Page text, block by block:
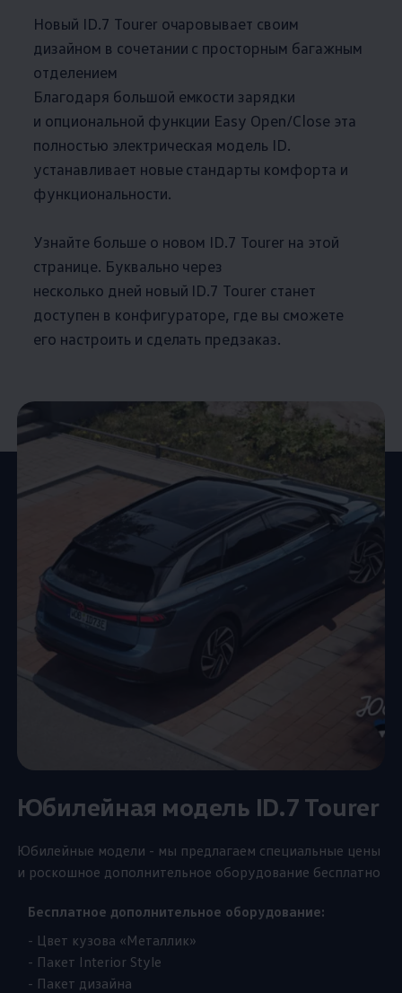
Новый ID.7 Tourer очаровывает своим
дизайном в сочетании с просторным багажным
отделением
Благодаря большой емкости зарядки
и опциональной функции Easy Open/Close эта
полностью электрическая модель ID.
устанавливает новые стандарты комфорта и
функциональности.
Узнайте больше о новом ID.7 Tourer на этой
странице. Буквально через
несколько дней новый ID.7 Tourer станет
доступен в конфигураторе, где вы сможете
его настроить и сделать предзаказ.
Юбилейная модель ID.7 Tourer
Юбилейные модели - мы предлагаем специальные цены
и роскошное дополнительное оборудование бесплатно
Бесплатное дополнительное оборудование:
- Цвет кузова «Металлик»
- Пакет Interior Style
- Пакет дизайна